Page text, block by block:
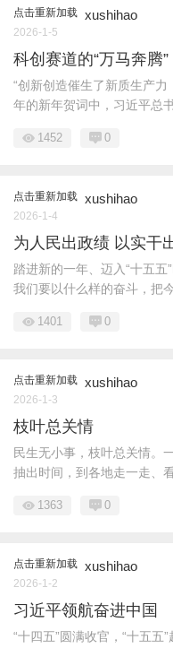
点击重新加载 xushihao
2026-1-5
科创赛道的“万马奔腾”
“创新创造催生了新质生产
年的新年贺词中，习近平总书
1452 0
点击重新加载 xushihao
2026-1-4
为人民出政绩 以实干
踏进新的一年、迈入“十五五
我们要以什么样的奋斗，把今
1401 0
点击重新加载 xushihao
2026-1-3
枝叶总关情
民生无小事，枝叶总关情。
抽出时间，到各地走一走、
1363 0
点击重新加载 xushihao
2026-1-2
习近平领航奋进中国
“十四五”圆满收官，“十五